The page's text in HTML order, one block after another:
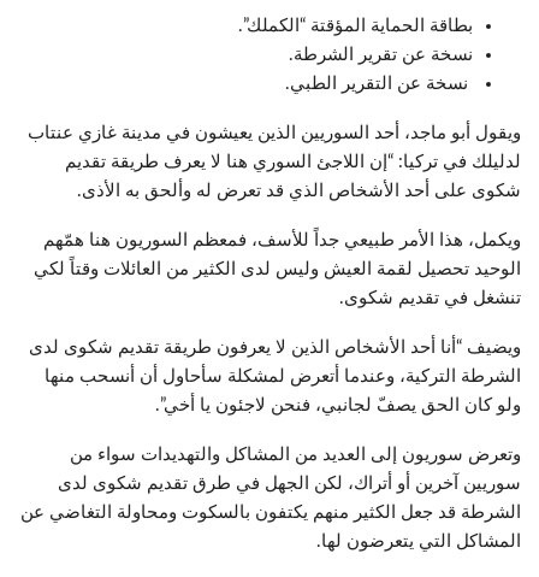
بطاقة الحماية المؤقتة “الكملك”.
نسخة عن تقرير الشرطة.
نسخة عن التقرير الطبي.
ويقول أبو ماجد، أحد السوريين الذين يعيشون في مدينة غازي عنتاب
لدليلك في تركيا: “إن اللاجئ السوري هنا لا يعرف طريقة تقديم
شكوى على أحد الأشخاص الذي قد تعرض له وألحق به الأذى.
ويكمل، هذا الأمر طبيعي جداً للأسف، فمعظم السوريون هنا همّهم
الوحيد تحصيل لقمة العيش وليس لدى الكثير من العائلات وقتاً لكي
تنشغل في تقديم شكوى.
ويضيف “أنا أحد الأشخاص الذين لا يعرفون طريقة تقديم شكوى لدى
الشرطة التركية، وعندما أتعرض لمشكلة سأحاول أن أنسحب منها
ولو كان الحق يصفّ لجانبي، فنحن لاجئون يا أخي”.
وتعرض سوريون إلى العديد من المشاكل والتهديدات سواء من
سوريين آخرين أو أتراك، لكن الجهل في طرق تقديم شكوى لدى
الشرطة قد جعل الكثير منهم يكتفون بالسكوت ومحاولة التغاضي عن
المشاكل التي يتعرضون لها.